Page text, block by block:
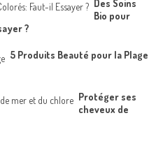
Des Soins
Bio pour
?
5 Produits Beauté pour la Plage
Protéger ses
cheveux de